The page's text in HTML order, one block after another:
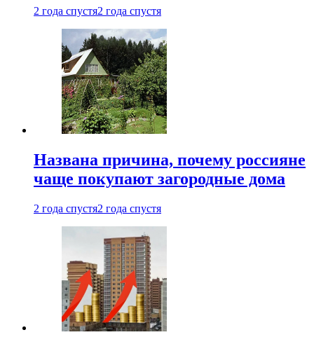
2 года спустя2 года спустя
Названа причина, почему россияне
чаще покупают загородные дома
2 года спустя2 года спустя